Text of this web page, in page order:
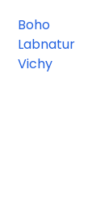
Boho
Labnatur
Vichy